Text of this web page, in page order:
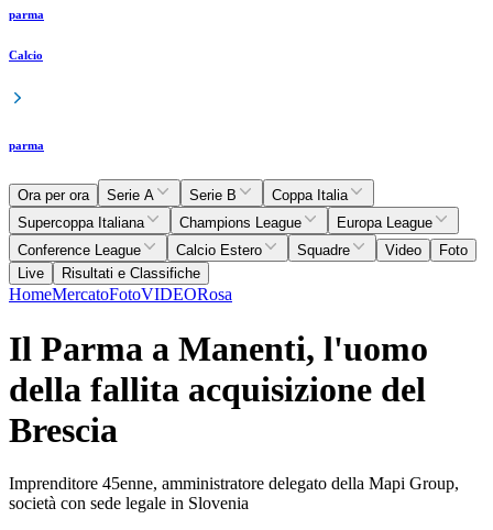
parma
Calcio
parma
Ora per ora Serie A Serie B
Coppa Italia
Supercoppa Italiana
Champions League
Europa League
Conference League
Calcio Estero Squadre Video
Foto
Live
Risultati e Classifiche
HomeMercatoFotoVIDEORosa
Il Parma a Manenti, l'uomo
della fallita acquisizione del
Brescia
Imprenditore 45enne, amministratore delegato della Mapi Group,
società con sede legale in Slovenia